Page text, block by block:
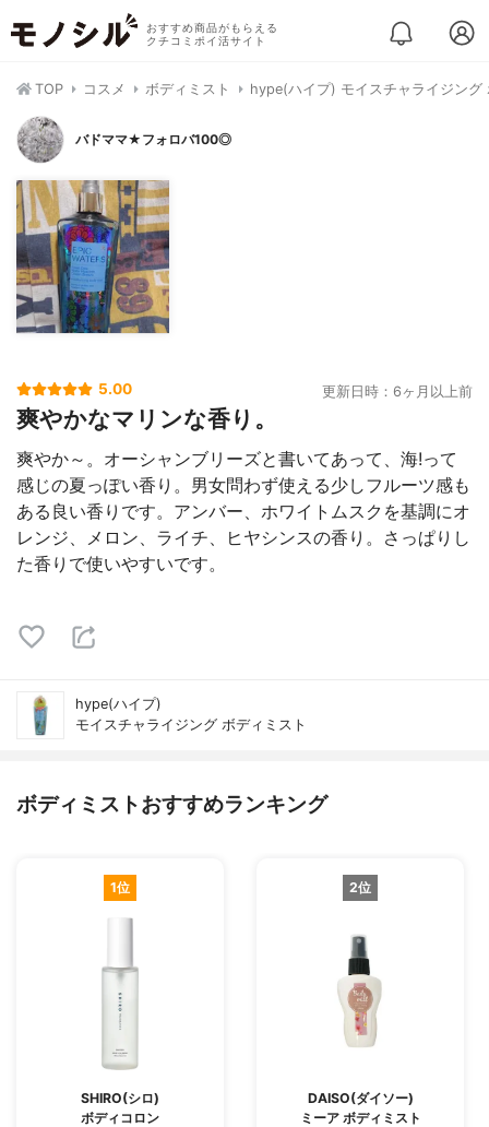
おすすめ商品がもらえる
クチコミポイ活サイト
TOP コスメ ボディミスト hype(ハイプ) モイスチャライジング
バドママ★フォロバ100◎
5.00 更新日時：6ヶ月以上前
爽やかなマリンな香り。
爽やか～。オーシャンブリーズと書いてあって、海!って
感じの夏っぽい香り。男女問わず使える少しフルーツ感も
ある良い香りです。アンバー、ホワイトムスクを基調にオ
レンジ、メロン、ライチ、ヒヤシンスの香り。さっぱりし
た香りで使いやすいです。
hype(ハイプ)
モイスチャライジング ボディミスト
ボディミストおすすめランキング
1位
SHIRO(シロ)
ボディコロン
2位
DAISO(ダイソー)
ミーア ボディミスト